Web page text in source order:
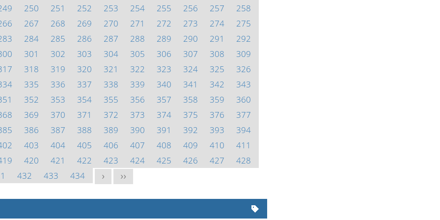
250 251 252 253 254 255 256 257
258
267 268 269 270 271 272 273 274
275
284 285 286 287 288 289 290 291
292
301 302 303 304 305 306 307 308
309
318 319 320 321 322 323 324 325
326
335 336 337 338 339 340 341 342
343
352 353 354 355 356 357 358 359
360
369 370 371 372 373 374 375 376
377
386 387 388 389 390 391 392 393
394
403 404 405 406 407 408 409 410
411
420 421 422 423 424 425 426 427
428
432 433 434 > >>